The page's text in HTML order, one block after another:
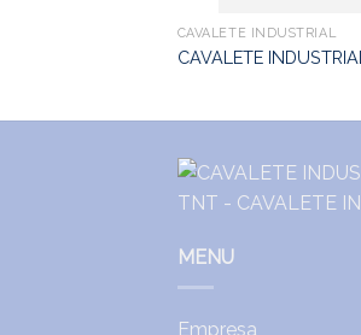
CAVALETE INDUSTRIAL
CAVALETE
MENU
Empresa